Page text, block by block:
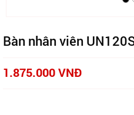
Bàn nhân viên
1.875.000 VNĐ